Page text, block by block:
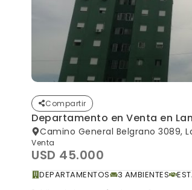
Compartir
Departamento en Venta en
Camino General Belgrano 3089,
Venta
USD 45.000
DEPARTAMENTOS 3 AMBIENTES